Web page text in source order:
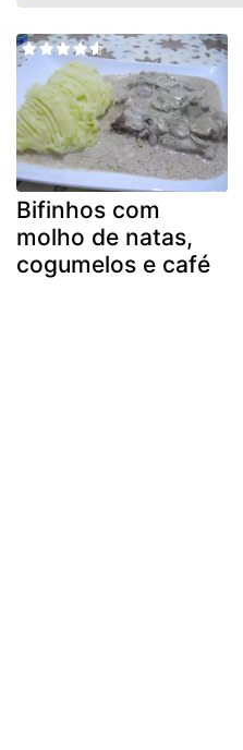
Bifinhos com
molho de natas,
cogumelos e café